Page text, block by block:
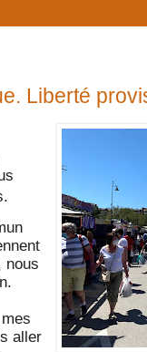
Liberté
nous
aller